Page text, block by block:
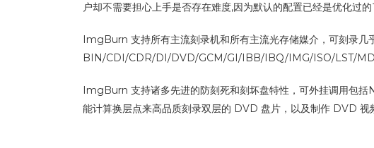
户却不需要担心上手是否存在难度,因为默认的配置已经是优化过
ImgBurn 支持所有主流刻录机和所有主流光存储媒介，可刻录几
BIN/CDI/CDR/DI/DVD/GCM/GI/IBB/IBQ/IMG/ISO/LST/
ImgBurn 支持诸多先进的防刻死和刻坏盘特性，可外挂调用包
能计算换层点来高品质刻录双层的 DVD 盘片，以及制作 DVD